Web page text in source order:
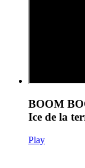
BOOM
Ice de la
Play